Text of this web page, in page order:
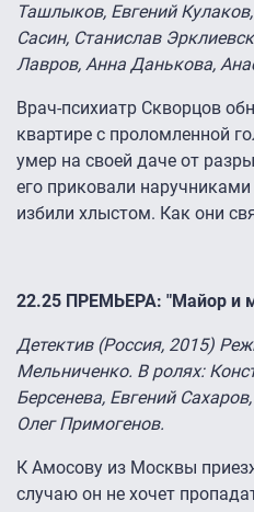
Ташлыков, Евгений
Сасин, Станислав
Лавров, Анна Данькова,
Врач-психиатр Скворцов
квартире с проломленной
умер на своей даче от
его приковали
избили хлыстом. Как они
22.25 ПРЕМЬЕРА: "Майор и
Детектив (Россия, 2015)
Мельниченко. В ролях:
Берсенева, Евгений
Олег Примогенов.
К Амосову из Москвы
случаю он не хочет